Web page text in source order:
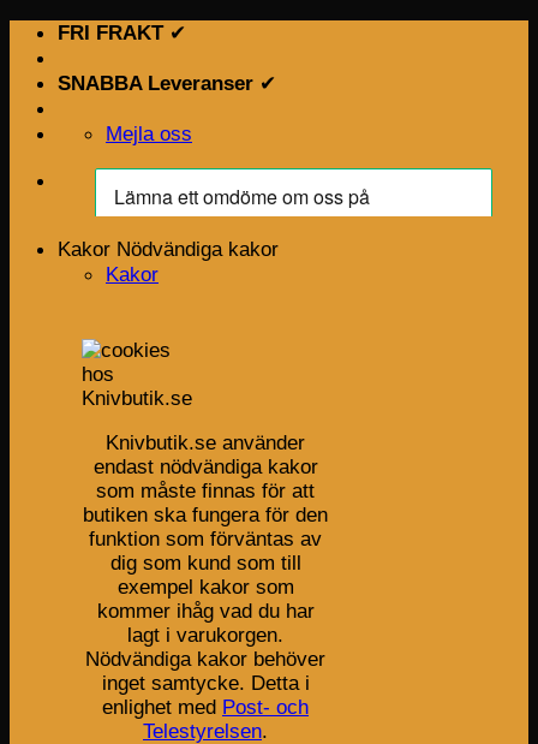
Skip
content
FRI FRAKT✔
SNABBA Leveranser ✔
Mejla oss
Kakor Nödvändiga kakor
Kakor
Knivbutik.se använder
endast nödvändiga kakor
som måste finnas för att
butiken ska fungera för den
funktion som förväntas av
dig som kund som till
exempel kakor som
kommer ihåg vad du har
lagt i varukorgen.
Nödvändiga kakor behöver
inget samtycke. Detta i
enlighet med Post- och
Telestyrelsen.